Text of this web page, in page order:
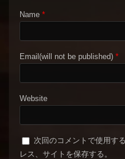
Name *
Email(will not be published) *
Website
次回のコメントで使用す
レス、サイトを保存する。